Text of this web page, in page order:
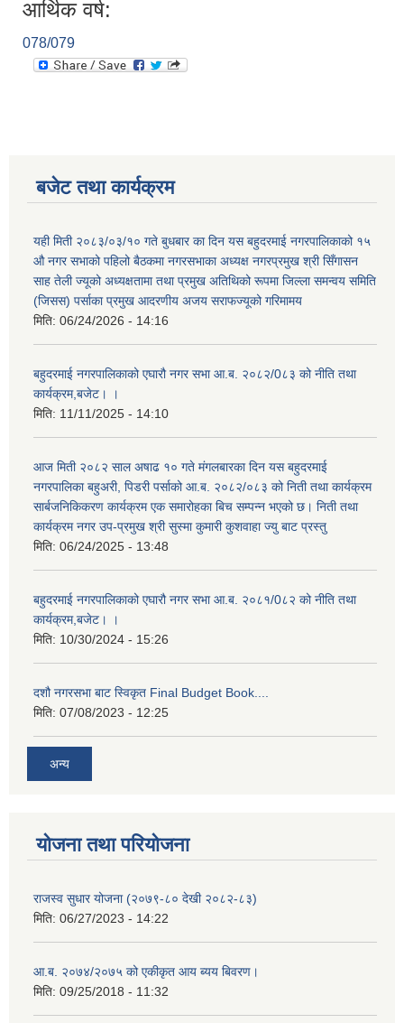
आर्थिक वर्ष:
078/079
बजेट तथा कार्यक्रम
यही मिती २०८३/०३/१० गते बुधबार का दिन यस बहुदरमाई नगरपालिकाको १५
औ नगर सभाको पहिलो बैठकमा नगरसभाका अध्यक्ष नगरप्रमुख श्री सिँगासन
साह तेली ज्यूको अध्यक्षतामा तथा प्रमुख अतिथिको रूपमा जिल्ला समन्वय समिति
(जिसस) पर्साका प्रमुख आदरणीय अजय सराफज्यूको गरिमामय
मिति: 06/24/2026 - 14:16
बहुदरमाई नगरपालिकाको एघारौ नगर सभा आ.ब. २०८२/0८३ को नीति तथा
कार्यक्रम,बजेट। ।
मिति: 11/11/2025 - 14:10
आज मिती २०८२ साल अषाढ १० गते मंगलबारका दिन यस बहुदरमाई
नगरपालिका बहुअरी, पिडरी पर्साको आ.ब. २०८२/०८३ को निती तथा कार्यक्रम
सार्बजनिकिकरण कार्यक्रम एक समारोहका बिच सम्पन्न भएको छ। निती तथा
कार्यक्रम नगर उप-प्रमुख श्री सुस्मा कुमारी कुशवाहा ज्यु बाट प्रस्तु
मिति: 06/24/2025 - 13:48
बहुदरमाई नगरपालिकाको एघारौ नगर सभा आ.ब. २०८१/0८२ को नीति तथा
कार्यक्रम,बजेट। ।
मिति: 10/30/2024 - 15:26
दशौ नगरसभा बाट स्विकृत Final Budget Book....
मिति: 07/08/2023 - 12:25
अन्य
योजना तथा परियोजना
राजस्व सुधार योजना (२०७९-८० देखी २०८२-८३)
मिति: 06/27/2023 - 14:22
आ.ब. २०७४/२०७५ को एकीकृत आय ब्यय बिवरण।
मिति: 09/25/2018 - 11:32